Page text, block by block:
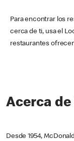
Para encontrar los
cerca de ti, usa el
restaurantes
Acerca de
Desde 1954,